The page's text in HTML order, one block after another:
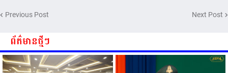
ជូនពរ ជូនចំពោះ ឯកឧត្តម សាយ
សំអាល់ ប្រធានសហភាពសហព័ន្ធ
បាននូវ សុខភាពល្អបរិបូរណ៍
កម្លាំងមាំមួន បញ្ញាញាណវាងវៃ
អាយុយឺនយូរ ...
Previous Post Next Post
ព័ត៌មានថ្មីៗ